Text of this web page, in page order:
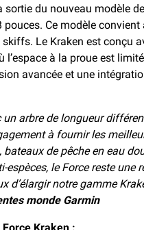
sortie du nouveau modèle
pouces. Ce modèle
Le Kraken est conçu
à la proue est
avancée et une
un arbre de longueur
à fournir les
bateaux de pêche en eau
le Force reste une
d’élargir notre gamme
monde Garmin